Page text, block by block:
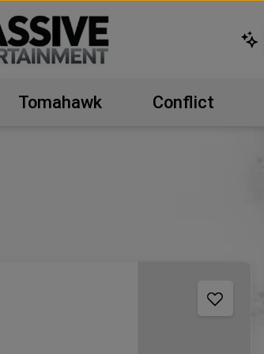
Tomahawk Conflict